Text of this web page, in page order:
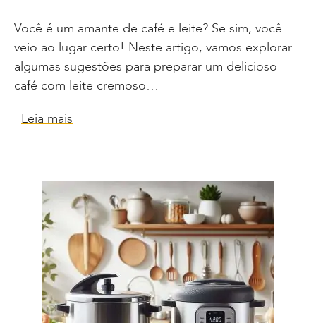
Você é um amante de café e leite? Se sim, você
veio ao lugar certo! Neste artigo, vamos explorar
algumas sugestões para preparar um delicioso
café com leite cremoso…
Leia mais